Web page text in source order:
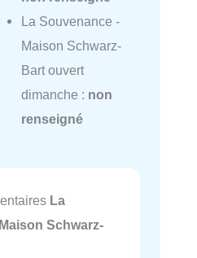
La Souvenance -
Maison Schwarz-
Bart ouvert
dimanche : non
renseigné
La
Schwarz-